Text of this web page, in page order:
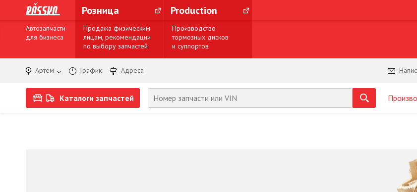
Розница Production
Автозапчасти
для бизнеса
Продажа физическим
лицам, рекомендации
по выбору запчастей
Производство
тормозных дисков
и суппортов
Артем График Адреса
Каталоги запчастей